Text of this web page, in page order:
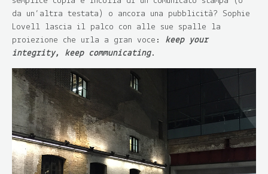
da un’altra testata) o ancora una pubblicità? Sophie
Lovell lascia il palco con alle sue spalle la
proiezione che urla a gran voce: keep your
integrity, keep communicating.